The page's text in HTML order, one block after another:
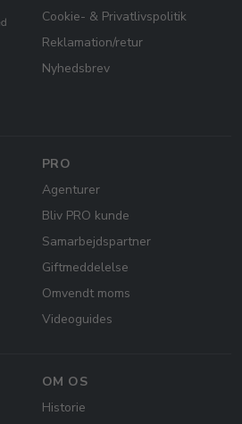
Cookie- & Privatlivspolitik
Reklamation/retur
Nyhedsbrev
PRO
Agenturer
Bliv PRO kunde
Samarbejdspartner
Giftmeddelelse
Omvendt moms
Videoguides
OM OS
Historie